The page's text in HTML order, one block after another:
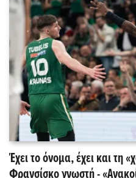
Έχει το όνομα, έχει και τη